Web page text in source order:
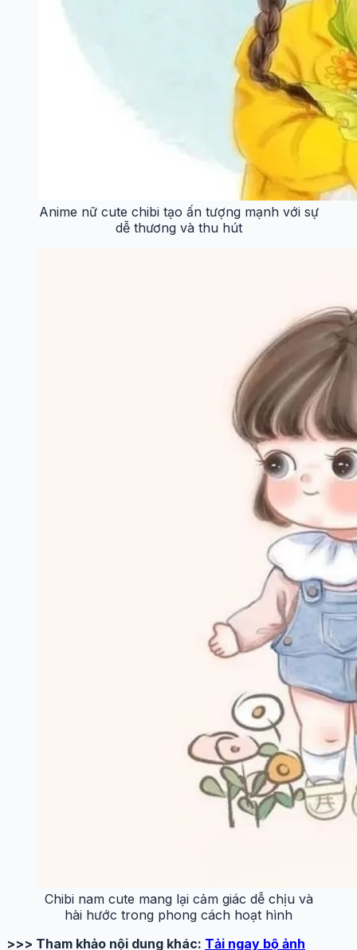
Anime nữ cute chibi tạo ấn tượng mạnh với sự
dễ thương và thu hút
Chibi nam cute mang lại cảm giác dễ chịu và
hài hước trong phong cách hoạt hình
>>> Tham khảo nội dung khác: Tải ngay bộ ảnh